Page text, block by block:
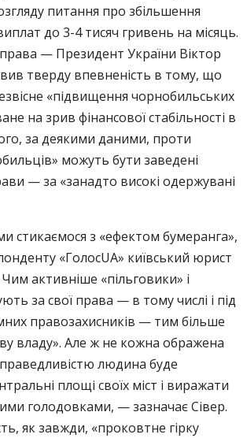
питання про збільшення
до 3-4 тисяч гривень на місяць.
— Президент України Віктор
тверду впевненість в тому, що
«підвищення чорнобильських
на зрив фінансової стабільності в
за деякими даними, проти
можуть бути заведені
— за «занадто високі одержувані
стикаємося з «ефектом бумеранга»,
«ГолосUA» київський юрист
активніше «пільговики» і
за свої права — в тому числі і під
правозахисників — тим більше
владу». Але ж не кожна ображена
людина буде
площі своїх міст і виражати
голодовками, — зазначає Сівер.
як завжди, «проковтне гірку